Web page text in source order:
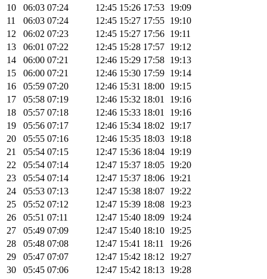
10
06:03 07:24 12:45 15:26 17:53 19:09
11
06:03 07:24 12:45 15:27 17:55 19:10
12
06:02 07:23 12:45 15:27 17:56 19:11
13
06:01 07:22 12:45 15:28 17:57 19:12
14
06:00 07:21 12:46 15:29 17:58 19:13
15
06:00 07:21 12:46 15:30 17:59 19:14
16
05:59 07:20 12:46 15:31 18:00 19:15
17
05:58 07:19 12:46 15:32 18:01
19:16
18
05:57 07:18 12:46 15:33 18:01
19:16
19
05:56 07:17 12:46 15:34 18:02
19:17
20
05:55 07:16 12:46 15:35 18:03 19:18
21
05:54 07:15 12:47 15:36 18:04 19:19
22
05:54 07:14 12:47 15:37 18:05 19:20
23
05:54 07:14 12:47 15:37 18:06 19:21
24
05:53 07:13 12:47 15:38 18:07 19:22
25
05:52 07:12 12:47 15:39 18:08 19:23
26
05:51 07:11 12:47 15:40 18:09 19:24
27
05:49 07:09 12:47 15:40 18:10 19:25
28
05:48 07:08 12:47 15:41 18:11
19:26
29
05:47 07:07 12:47 15:42 18:12
19:27
30
05:45 07:06 12:47 15:42 18:13 19:28